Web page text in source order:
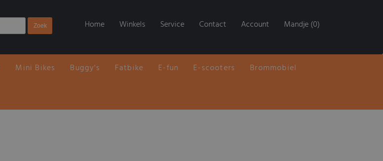
Home Winkels Service Contact Account Mandje (0)
Mini Bikes Buggy's Fatbike E-fun E-scooters Brommobiel